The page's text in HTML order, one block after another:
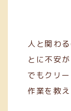
人と関わ
とに不安
でもクリ
作業を教